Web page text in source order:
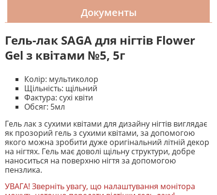
Документы
Гель-лак SAGA для нігтів Flower
Gel з квітами №5, 5г
Колір: мультиколор
Щільність: щільний
Фактура: сухі квіти
Обсяг: 5мл
Гель лак з сухими квітами для дизайну нігтів виглядає
як прозорий гель з сухими квітами, за допомогою
якого можна зробити дуже оригінальний літній декор
на нігтях. Гель має доволі щільну структури, добре
наноситься на поверхню нігтя за допомогою
пензлика.
УВАГА! Зверніть увагу, що налаштування монітора